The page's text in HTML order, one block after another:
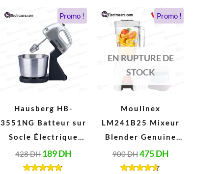
Promo !
Hausberg HB-
3551NG Batteur sur
Socle Électrique
avec Bol 2 Litres
Inox (250W, 220V-
428DH
prix
initial
était :
428 DH.
189DH
Le
prix
est :
Promo !
EN RUPTURE DE
STOCK
Moulinex
LM241B25 Mixeur
Blender Genuine
1,75 Litres (500W,
220V, Blanc)
900DH
prix
initial
était :
900 DH.
475DH
Le
prix
475 DH.